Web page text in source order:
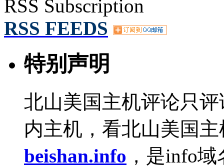
RSS Subscription
RSS FEEDS
特别声明
北山美国主机评论只
内主机，看北山美国
beishan.info ，是info